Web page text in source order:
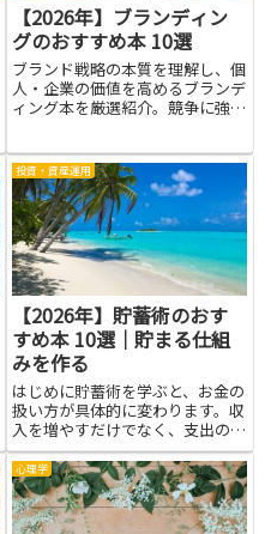
【2026年】ブランディン
グのおすすめ本 10選
ブランド戦略の本質を理解し、個
人・企業の価値を高めるブランデ
ィング本を厳選紹介。競争に強い
投資・資産運用
【2026年】貯蓄術のおす
すめ本 10選｜貯まる仕組
みを作る
はじめに貯蓄術を学ぶと、お金の
扱い方が具体的に変わります。収
入を増やすだけでなく、支出の仕
組みを整え、自動的に貯める仕組
みを作ることで、無理なく資金が
積み上がっていきます。貯まる仕
組みを作る考え方は、毎月の家計
管理や目標に向けた貯金、緊急
心理学